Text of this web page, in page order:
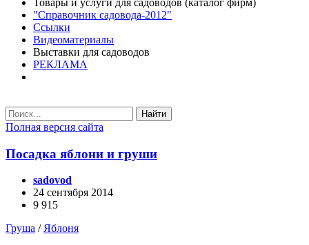
Товары и услуги для садоводов (каталог фирм)
"Справочник садовода-2012"
Ссылки
Видеоматериалы
Выставки для садоводов
РЕКЛАМА
Найти
Полная версия сайта
Посадка яблони и груши
sadovod
24 сентября 2014
9 915
Груша /Яблоня